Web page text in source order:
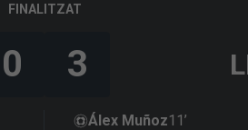
FINALITZAT
0 3
11’
Álex Muñoz